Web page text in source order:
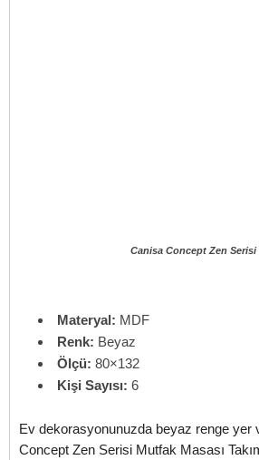
Canisa Concept Zen Serisi
Materyal: MDF
Renk: Beyaz
Ölçü: 80×132
Kişi Sayısı: 6
Ev dekorasyonunuzda beyaz renge yer
Concept Zen Serisi Mutfak Masası